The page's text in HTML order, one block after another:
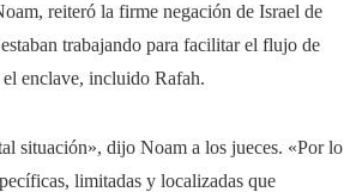
reiteró la firme negación de Israel de
trabajando para facilitar el flujo de
enclave, incluido Rafah.
situación», dijo Noam a los jueces. «Por lo
limitadas y localizadas que